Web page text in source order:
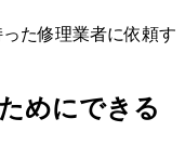
た修理業者に依頼す
めにできる